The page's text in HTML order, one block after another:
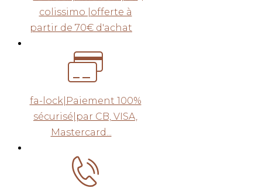
colissimo |offerte à
partir de 70€ d'achat
fa-lock|Paiement 100%
sécurisé|par CB, VISA,
Mastercard...